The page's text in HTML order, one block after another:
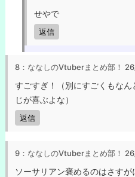
せやで
返信
8：ななしのVtuberまとめ部！
すごすぎ！（別にすごくもな
じが喜ぶよな）
返信
9：ななしのVtuberまとめ部！
ソーサリアン褒めるのはさすが